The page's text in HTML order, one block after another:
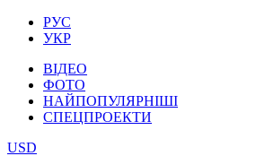
РУС
УКР
ВІДЕО
ФОТО
НАЙПОПУЛЯРНІШІ
СПЕЦПРОЕКТИ
USD